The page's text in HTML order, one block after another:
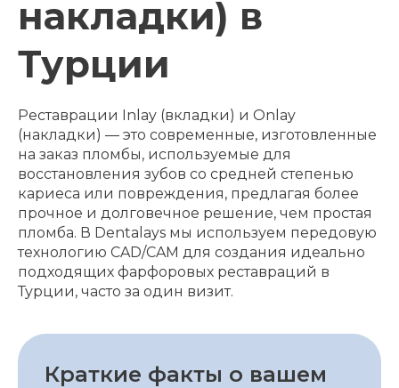
накладки) в
Турции
Реставрации Inlay (вкладки) и Onlay
(накладки) — это современные, изготовленные
на заказ пломбы, используемые для
восстановления зубов со средней степенью
кариеса или повреждения, предлагая более
прочное и долговечное решение, чем простая
пломба. В Dentalays мы используем передовую
технологию CAD/CAM для создания идеально
подходящих фарфоровых реставраций в
Турции, часто за один визит.
Краткие факты о вашем